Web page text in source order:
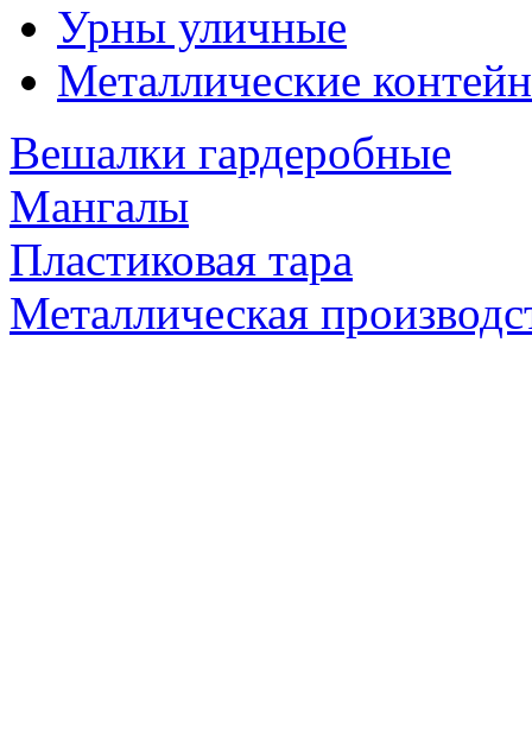
Урны уличные
Металлические
Вешалки гардеробные
Мангалы
Пластиковая тара
Металлическая